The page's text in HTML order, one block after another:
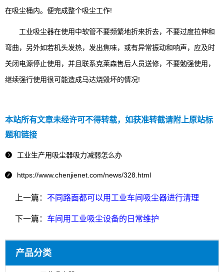
在吸尘桶内。便完成整个吸尘工作!
工业吸尘器在使用中软管不要频繁地折来折去，不要过度拉伸和
弯曲，另外如若机头发热，发出焦味，或有异常振动和响声，应及时
关闭电源停止使用，并且联系克莱森售后人员送修，不要勉强使用，
继续强行使用很可能造成马达烧毁坏的情况!
本站所有文章未经许可不得转载，如获准转截请附上原站标
题和链接
 工业生产用吸尘器吸力减弱怎么办
 https://www.chenjienet.com/news/328.html
上一篇： 不同路面都可以用工业车间吸尘器进行清理
下一篇： 车间用工业吸尘设备的日常维护
产品分类